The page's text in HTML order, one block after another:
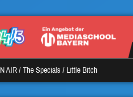
AIR / The Specials / Little Bitch